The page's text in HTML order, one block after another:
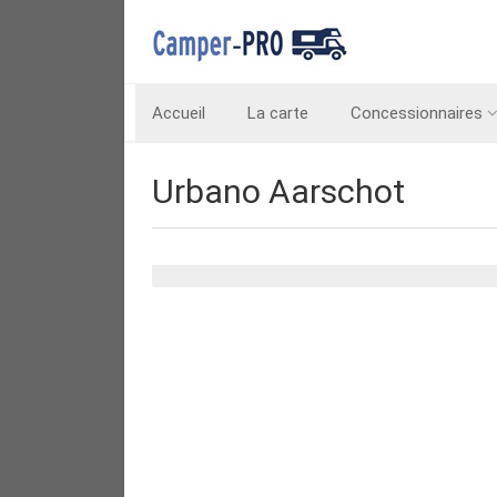
Accueil La carte Concessionnaires
Urbano Aarschot